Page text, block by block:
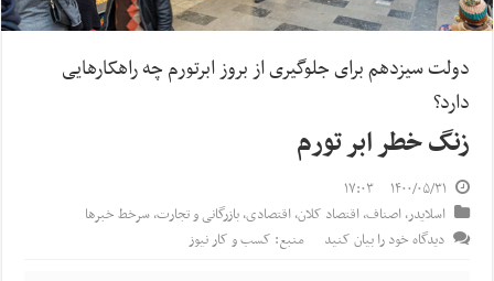
دولت سیزدهم برای جلوگیری از بروز ابرتورم چه راهکارهایی
دارد؟
زنگ خطر ابر تورم
۱۴۰۰/۰۵/۳۱
۱۷:۰۳
اسلایدر,اصناف,اقتصاد کلان,اقتصادی,بازرگانی و تجارت,سرخط خبرها
دیدگاه خود را بیان کنید
منبع: کسب و کار نیوز